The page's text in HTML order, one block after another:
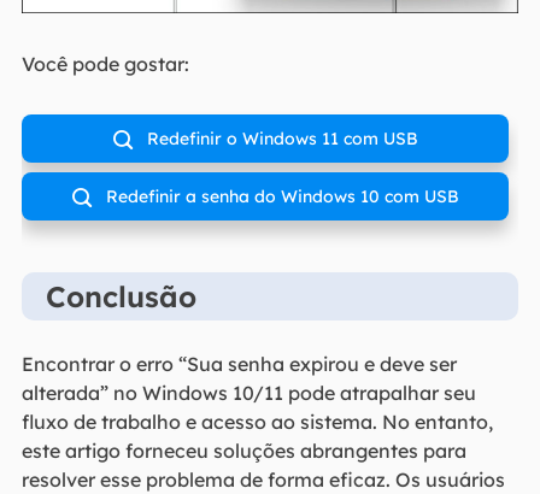
Você pode gostar:
 Redefinir o Windows 11 com USB
 Redefinir a senha do Windows 10 com USB
Conclusão
Encontrar o erro “Sua senha expirou e deve ser
alterada” no Windows 10/11 pode atrapalhar seu
fluxo de trabalho e acesso ao sistema. No entanto,
este artigo forneceu soluções abrangentes para
resolver esse problema de forma eficaz. Os usuários